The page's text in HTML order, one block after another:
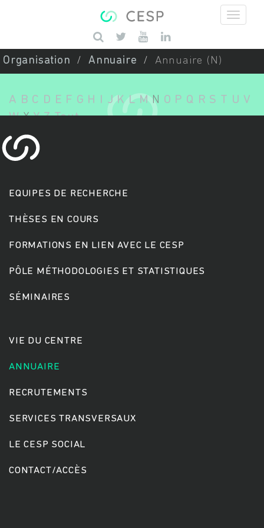
Saisissez vos mots-clés
Organisation Annuaire Annuaire (N)
A B C D E F G H J K L M N O P Q R S T U V
W X Y Z Tout
EQUIPES DE RECHERCHE
THÈSES EN COURS
FORMATIONS EN LIEN AVEC LE CESP
PÔLE MÉTHODOLOGIES ET STATISTIQUES
SÉMINAIRES
VIE DU CENTRE
ANNUAIRE
RECRUTEMENTS
SERVICES TRANSVERSAUX
LE CESP SOCIAL
CONTACT/ACCÈS